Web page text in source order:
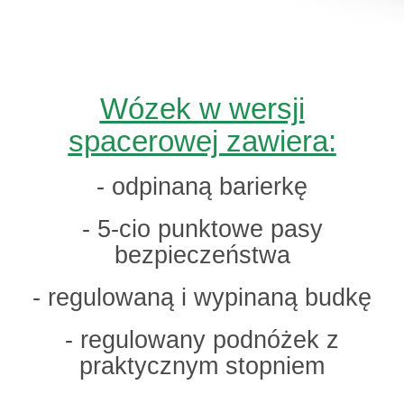
Wózek w wersji
spacerowej zawiera:
- odpinaną barierkę
- 5-cio punktowe pasy
bezpieczeństwa
- regulowaną i wypinaną budkę
- regulowany podnóżek z
praktycznym stopniem